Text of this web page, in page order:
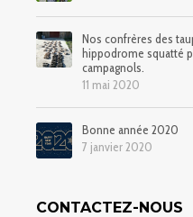
Nos confrères des
hippodrome squatté
campagnols.
11 mai 2020
Bonne année 2020
7 janvier 2020
CONTACTEZ-NOUS